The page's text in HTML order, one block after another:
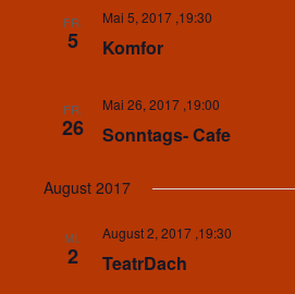
FR.
5 Komfor
Mai 5, 2017 ,19:30
FR.
26 Sonntags- Cafe
Mai 26, 2017 ,19:00
August 2017
MI.
2 TeatrDach
August 2, 2017 ,19:30